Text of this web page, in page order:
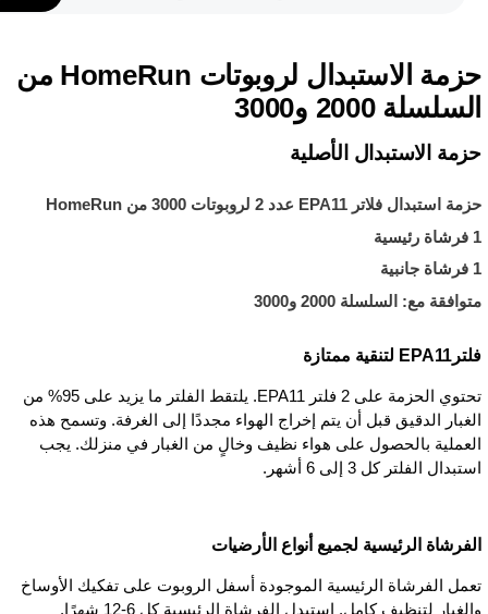
حزمة الاستبدال لروبوتات HomeRun من
السلسلة 2000 و3000
حزمة الاستبدال الأصلية
حزمة استبدال فلاتر EPA11 عدد 2 لروبوتات 3000 من HomeRun
1 فرشاة رئيسية
1 فرشاة جانبية
متوافقة مع: السلسلة 2000 و3000
فلترEPA11 لتنقية ممتازة
تحتوي الحزمة على 2 فلتر EPA11. يلتقط الفلتر ما يزيد على 95% من
الغبار الدقيق قبل أن يتم إخراج الهواء مجددًا إلى الغرفة. وتسمح هذه
العملية بالحصول على هواء نظيف وخالٍ من الغبار في منزلك. يجب
استبدال الفلتر كل 3 إلى 6 أشهر.
الفرشاة الرئيسية لجميع أنواع الأرضيات
تعمل الفرشاة الرئيسية الموجودة أسفل الروبوت على تفكيك الأوساخ
والغبار لتنظيف كامل. استبدل الفرشاة الرئيسية كل 6-12 شهرًا.